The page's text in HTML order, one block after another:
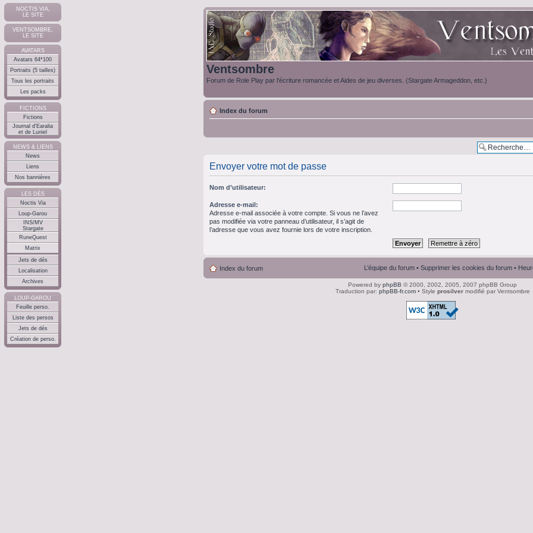
NOCTIS VIA,
LE SITE
VENTSOMBRE,
LE SITE
AVATARS
Avatars 64*100
Portraits (5 tailles)
Tous les portraits
Les packs
FICTIONS
Fictions
Journal d'Earalia
et de Luniel
NEWS & LIENS
News
Liens
Nos bannières
LES DÉS
Noctis Via
Loup-Garou
INS/MV
Stargate
RuneQuest
Matrix
Jets de dés
Localisation
Archives
LOUP-GAROU
Feuille perso.
Liste des persos
Jets de dés
Création de perso.
Ventsombre
Forum de Role Play par l'écriture romancée et Aides de jeu diverses. (Stargate Armageddon, etc.)
Index du forum
Envoyer votre mot de passe
Nom d’utilisateur:
Adresse e-mail:
Adresse e-mail associée à votre compte. Si vous ne l’avez
pas modifiée via votre panneau d’utilisateur, il s’agit de
l’adresse que vous avez fournie lors de votre inscription.
Index du forum L’équipe du forum • Supprimer les cookies du forum •
Powered by phpBB © 2000, 2002, 2005, 2007 phpBB Group
Traduction par: phpBB-fr.com• Style prosilvermodifié par Ventsombre